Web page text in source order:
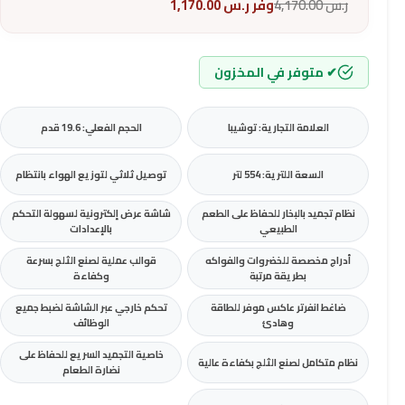
✔ متوفر في المخزون
العلامة التجارية: توشيبا الحجم الفعلي: 19.6 قدم
السعة اللترية: 554 لتر توصيل ثلاثي لتوزيع الهواء بانتظام
نظام تجميد بالبخار للحفاظ على الطعم
الطبيعي
شاشة عرض إلكترونية لسهولة التحكم
بالإعدادات
أدراج مخصصة للخضروات والفواكه
بطريقة مرتبة
قوالب عملية لصنع الثلج بسرعة
وكفاءة
ضاغط انفرتر عاكس موفر للطاقة
وهادئ
تحكم خارجي عبر الشاشة لضبط جميع
الوظائف
نظام متكامل لصنع الثلج بكفاءة عالية
خاصية التجميد السريع للحفاظ على
نضارة الطعام